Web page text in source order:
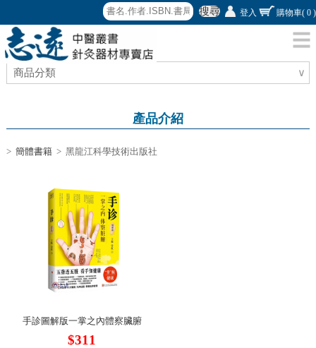
搜尋 登入 購物車( 0 )
商品分類 ∨
產品介紹
> 簡體書籍> 黑龍江科學技術出版社
手診圖解版一掌之內體察臟腑
$311